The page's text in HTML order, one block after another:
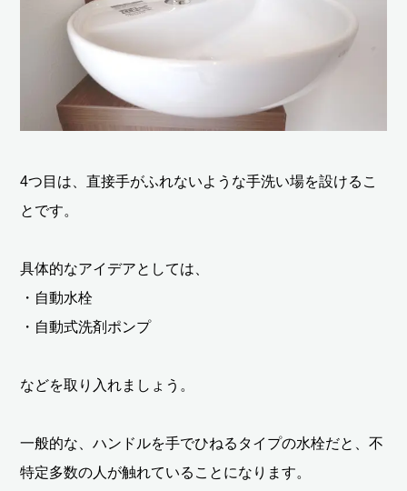
4つ目は、直接手がふれないような手洗い場を設けるこ
とです。
具体的なアイデアとしては、
・自動水栓
・自動式洗剤ポンプ
などを取り入れましょう。
一般的な、ハンドルを手でひねるタイプの水栓だと、不
特定多数の人が触れていることになります。